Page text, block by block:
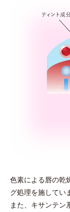
色素による唇の乾
グ処理を施してい
また、キサンテン